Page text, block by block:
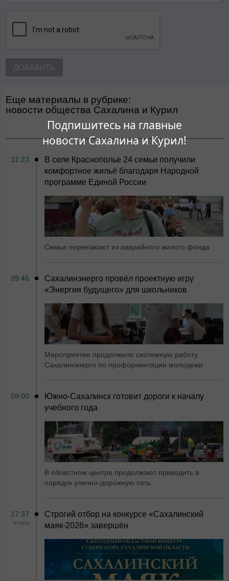
Подпишитесь на главные
новости Сахалина и Курил!
ДОБАВИТЬ
Еще материалы в рубрике:
Новости общества Сахалина и Курил
11:23
В селе Краснополье 24 семьи получили
комфортное жильё благодаря Народной
программе Единой России
Семьи переезжают из аварийного жилого фонда
09:46
Сахалинэнерго провёл проектную игру
«Энергия будущего» для школьников
Мероприятие продолжило системную работу
Сахалинэнерго по профориентации молодежи
09:00
Южно-Сахалинск готовит дороги к началу
учебного года
В областном центре продолжают приводить в
порядок улично-дорожную сеть
17:37
вчера
Строгий отбор на конкурсе «Сахалинский
маяк‑2026» завершён